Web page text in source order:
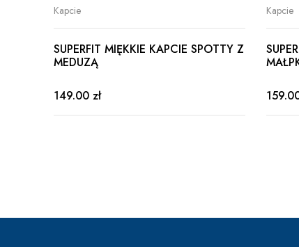
Kapcie
SUPERFIT MIĘKKIE KAPCIE SPOTTY Z
MEDUZĄ
149.00 zł
Kapcie